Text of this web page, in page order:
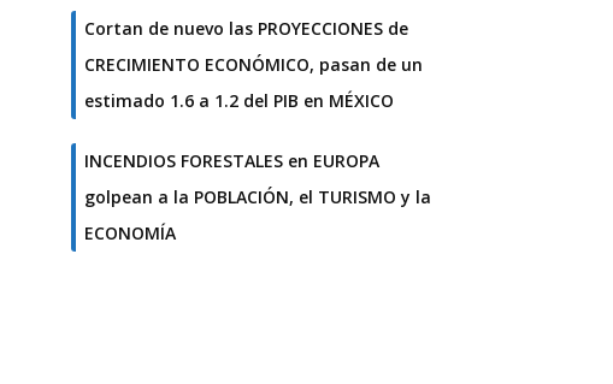
Cortan de nuevo las PROYECCIONES de
CRECIMIENTO ECONÓMICO, pasan de un
estimado 1.6 a 1.2 del PIB en MÉXICO
INCENDIOS FORESTALES en EUROPA
golpean a la POBLACIÓN, el TURISMO y la
ECONOMÍA